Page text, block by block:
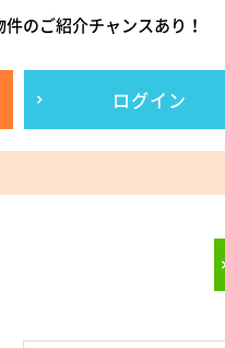
のご紹介チャンスあり！
ログイン